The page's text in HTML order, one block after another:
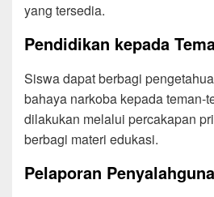
yang tersedia.
Pendidikan kepada
Siswa dapat berbagi
bahaya narkoba kepada teman-
dilakukan melalui percakapan
berbagi materi edukasi.
Pelaporan